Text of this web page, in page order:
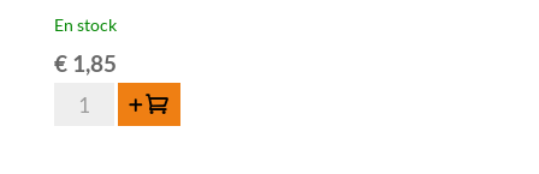
En stock
€1,85
quantité
Ajouter au panier